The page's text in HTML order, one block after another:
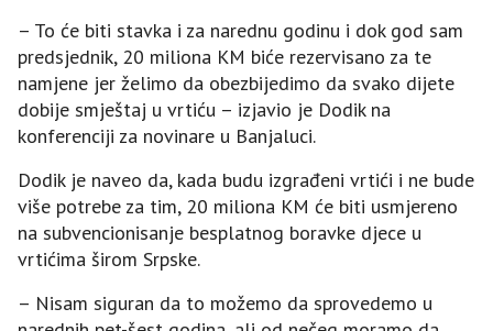
– To će biti stavka i za narednu godinu i dok god sam
predsjednik, 20 miliona KM biće rezervisano za te
namjene jer želimo da obezbijedimo da svako dijete
dobije smještaj u vrtiću – izjavio je Dodik na
konferenciji za novinare u Banjaluci.
Dodik je naveo da, kada budu izgrađeni vrtići i ne bude
više potrebe za tim, 20 miliona KM će biti usmjereno
na subvencionisanje besplatnog boravke djece u
vrtićima širom Srpske.
– Nisam siguran da to možemo da sprovedemo u